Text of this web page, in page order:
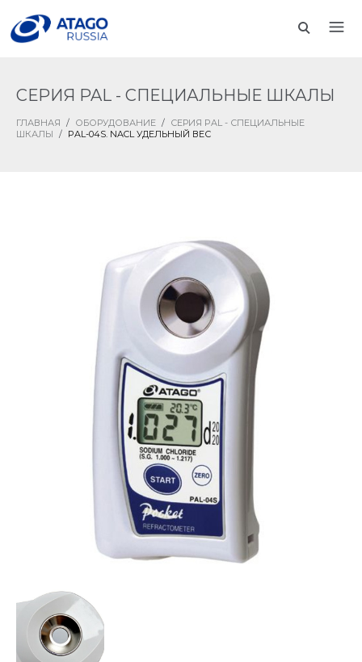
СЕРИЯ PAL - СПЕЦИАЛЬНЫЕ ШКАЛЫ
ГЛАВНАЯ / ОБОРУДОВАНИЕ / СЕРИЯ PAL - СПЕЦИАЛЬНЫЕ
ШКАЛЫ / PAL-04S. NACL УДЕЛЬНЫЙ ВЕС